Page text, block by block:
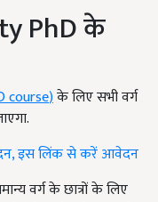
PhD के
course)के लिए सभी वर्ग
इस लिंक से करें आवेदन
वर्ग के छात्रों के लिए